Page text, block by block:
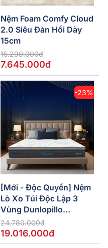
Nệm Foam Comfy Cloud
2.0 Siêu Đàn Hồi Dày
15cm
15.290.000đ
7.645.000đ
-23%
[Mới - Độc Quyền] Nệm
Lò Xo Túi Độc Lập 3
Vùng Dunlopillo
De.Stress Powerful
24.780.000đ
19.016.000đ